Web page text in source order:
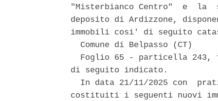
"Misterbianco Centro"  e  la
deposito di Ardizzone,
immobili cosi' di seguito
  Comune di Belpasso (CT)
Foglio 65 - particella 243,
di seguito indicato.
In data 21/11/2025 con
costituiti i seguenti nuovi